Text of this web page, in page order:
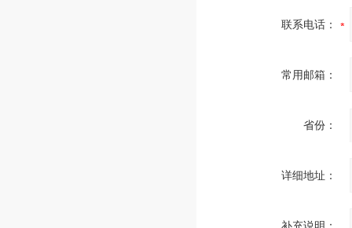
联系电话：
常用邮箱：
省份：
详细地址：